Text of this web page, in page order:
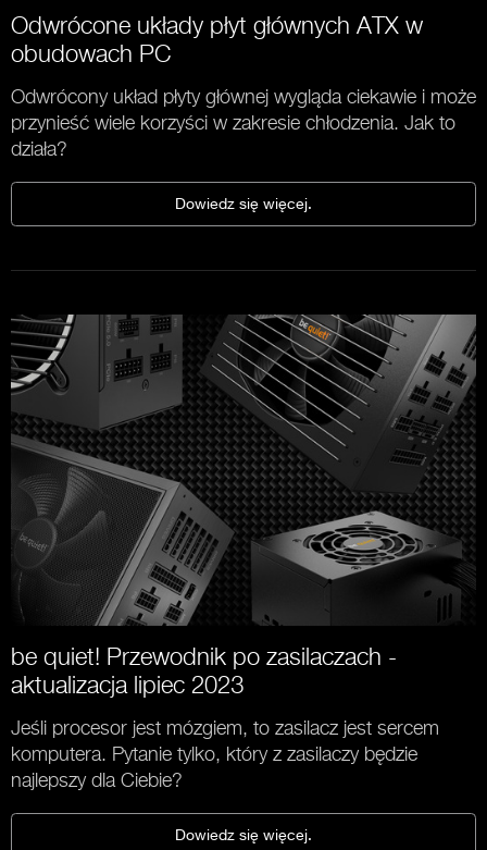
Odwrócone układy płyt głównych ATX w
obudowach PC
Odwrócony układ płyty głównej wygląda ciekawie i może
przynieść wiele korzyści w zakresie chłodzenia. Jak to
działa?
Dowiedz się więcej.
be quiet! Przewodnik po zasilaczach -
aktualizacja lipiec 2023
Jeśli procesor jest mózgiem, to zasilacz jest sercem
komputera. Pytanie tylko, który z zasilaczy będzie
najlepszy dla Ciebie?
Dowiedz się więcej.